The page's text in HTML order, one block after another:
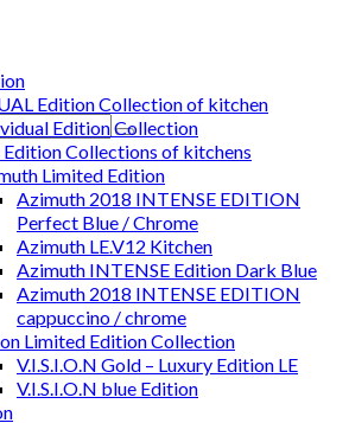
Edition Collection of kitchen
Edition Collection
Collections of kitchens
Limited Edition
Azimuth 2018 INTENSE EDITION
Perfect Blue / Chrome
Azimuth LE.V12 Kitchen
Azimuth INTENSE Edition Dark Blue
Azimuth 2018 INTENSE EDITION
cappuccino / chrome
Limited Edition Collection
V.I.S.I.O.N Gold – Luxury Edition LE
V.I.S.I.O.N blue Edition